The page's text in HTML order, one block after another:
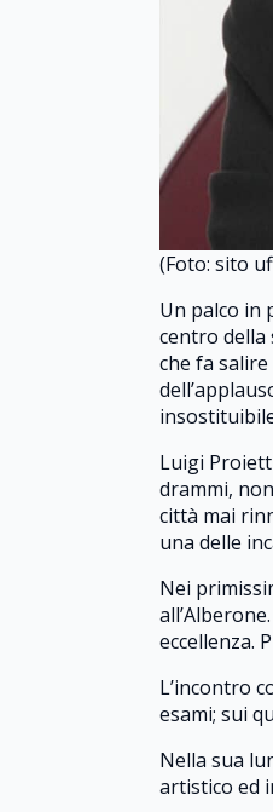
(Foto: sito
Un palco in
centro della
che fa
Luigi
drammi,
città mai
una delle
Nei
eccellenza.
L’incontro
esami; sui
Nella sua
artistico ed